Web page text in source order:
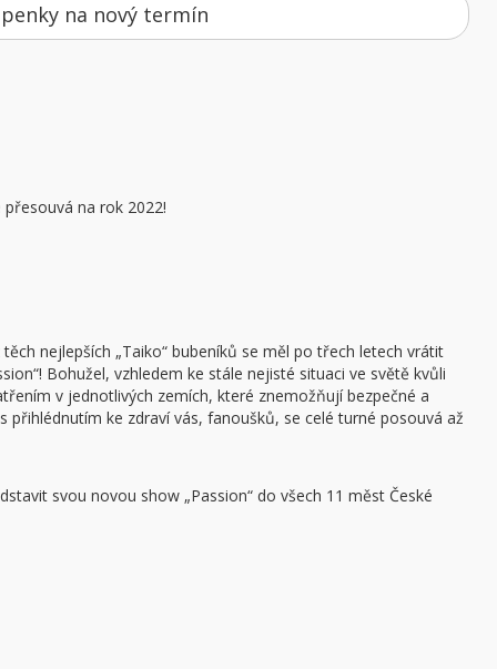
na nový termín
na rok 2022!
nejlepších „Taiko“ bubeníků se měl po třech letech vrátit
Bohužel, vzhledem ke stále nejisté situaci ve světě kvůli
v jednotlivých zemích, které znemožňují bezpečné a
ke zdraví vás, fanoušků, se celé turné posouvá až
svou novou show „Passion“ do všech 11 měst České